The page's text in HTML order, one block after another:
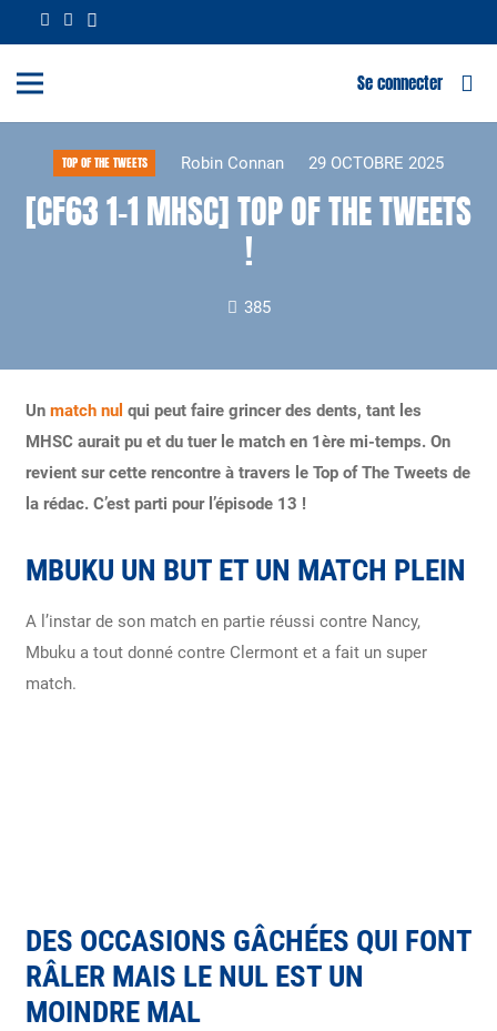
Se connecter
TOP OF THE TWEETS Robin Connan 29 OCTOBRE 2025
[CF63 1-1 MHSC] TOP OF THE TWEETS
!
385
Un match nul qui peut faire grincer des dents, tant les
MHSC aurait pu et du tuer le match en 1ère mi-temps. On
revient sur cette rencontre à travers le Top of The Tweets de
la rédac. C’est parti pour l’épisode 13 !
MBUKU UN BUT ET UN MATCH PLEIN
A l’instar de son match en partie réussi contre Nancy,
Mbuku a tout donné contre Clermont et a fait un super
match.
DES OCCASIONS GÂCHÉES QUI FONT
RÂLER MAIS LE NUL EST UN
MOINDRE MAL